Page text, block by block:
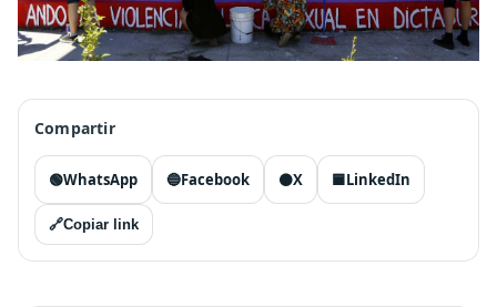
Compartir
🟢WhatsApp 🔵Facebook ⚫X 🟦LinkedIn
🔗Copiar link